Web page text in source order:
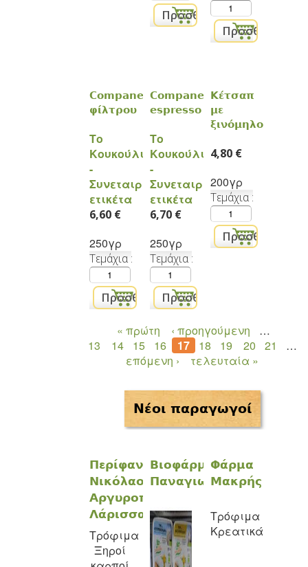
Companero
φίλτρου
Tο
Κουκούλι
-
Συνεταιριστική
ετικέτα
6,60 €
250γρ
Τεμάχια
Companero
espresso
Tο
Κουκούλι
-
Συνεταιριστική
ετικέτα
6,70 €
250γρ
Τεμάχια
Κέτσαπ
με
ξινόμηλο
4,80 €
200γρ
Τεμάχια
Σελίδες
« πρώτη ‹ προηγούμενη
…
13
14 15 16 17 18 19 20 21
…
επόμενη ›
τελευταία »
Νέοι παραγωγοί
Περίφανος
Νικόλαος-
Αργυροπούλι
Λάρισσας
Τρόφιμα
Ξηροί
Βιοφάρμα
Παναγιωτίδη
Φάρμα
Μακρής
Τρόφιμα
Κρεατικά